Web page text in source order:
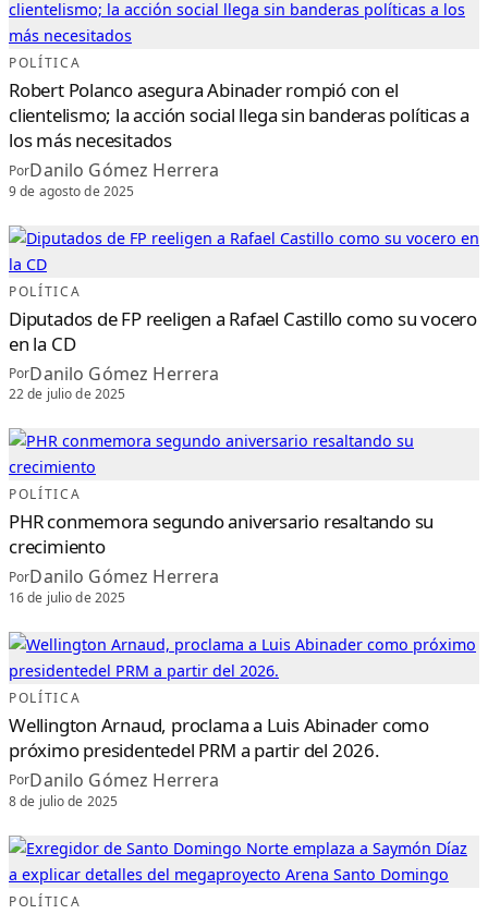
I
C
A
S
O
C
A
L
L
E
A
J
O
R
A
D
A
S
S
O
L
I
D
A
R
A
S
A
V
E
G
A
,
E
S
P
A
L
A
T
Y
N
T
O
D
O
M
I
N
G
O
POLÍTICA
Robert Polanco asegura Abinader rompió con el
clientelismo; la acción social llega sin banderas políticas a
los más necesitados
PorDanilo Gómez Herrera
9 de agosto de 2025
POLÍTICA
Diputados de FP reeligen a Rafael Castillo como su vocero
en la CD
PorDanilo Gómez Herrera
22 de julio de 2025
POLÍTICA
PHR conmemora segundo aniversario resaltando su
crecimiento
PorDanilo Gómez Herrera
16 de julio de 2025
POLÍTICA
Wellington Arnaud, proclama a Luis Abinader como
próximo presidentedel PRM a partir del 2026.
PorDanilo Gómez Herrera
8 de julio de 2025
POLÍTICA